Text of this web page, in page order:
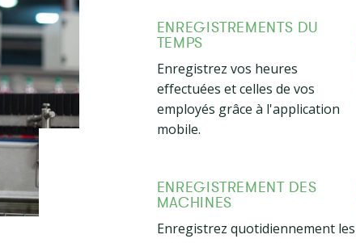
ENREGISTREMENTS DU
TEMPS
Enregistrez vos heures
effectuées et celles de vos
employés grâce à l'application
mobile.
ENREGISTREMENT DES
MACHINES
Enregistrez quotidiennement les